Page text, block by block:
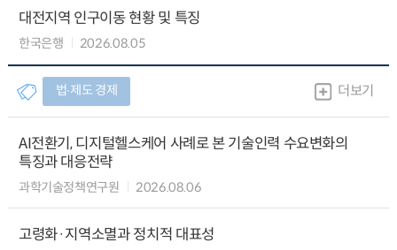
대전지역 인구이동 현황 및 특징
한국은행 2026.08.05
법∙제도 경제 더보기
AI전환기, 디지털헬스케어 사례로 본 기술인력 수요변화의
특징과 대응전략
과학기술정책연구원 2026.08.06
고령화·지역소멸과 정치적 대표성